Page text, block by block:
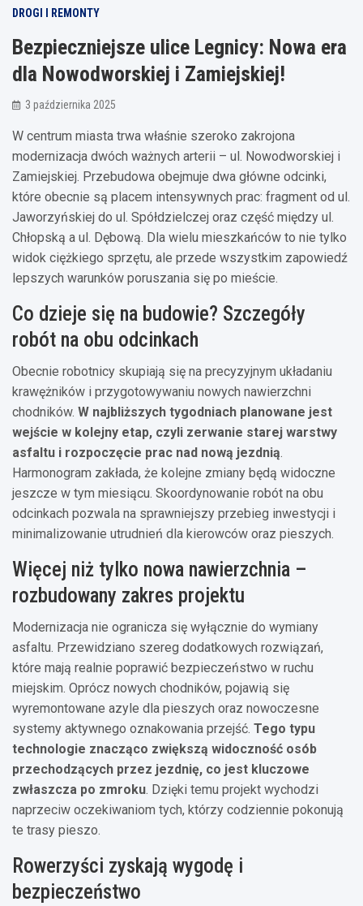
DROGI I REMONTY
Bezpieczniejsze ulice Legnicy: Nowa era
dla Nowodworskiej i Zamiejskiej!
3 października 2025
W centrum miasta trwa właśnie szeroko zakrojona
modernizacja dwóch ważnych arterii – ul. Nowodworskiej i
Zamiejskiej. Przebudowa obejmuje dwa główne odcinki,
które obecnie są placem intensywnych prac: fragment od ul.
Jaworzyńskiej do ul. Spółdzielczej oraz część między ul.
Chłopską a ul. Dębową. Dla wielu mieszkańców to nie tylko
widok ciężkiego sprzętu, ale przede wszystkim zapowiedź
lepszych warunków poruszania się po mieście.
Co dzieje się na budowie? Szczegóły
robót na obu odcinkach
Obecnie robotnicy skupiają się na precyzyjnym układaniu
krawężników i przygotowywaniu nowych nawierzchni
chodników. W najbliższych tygodniach planowane jest
wejście w kolejny etap, czyli zerwanie starej warstwy
asfaltu i rozpoczęcie prac nad nową jezdnią.
Harmonogram zakłada, że kolejne zmiany będą widoczne
jeszcze w tym miesiącu. Skoordynowanie robót na obu
odcinkach pozwala na sprawniejszy przebieg inwestycji i
minimalizowanie utrudnień dla kierowców oraz pieszych.
Więcej niż tylko nowa nawierzchnia –
rozbudowany zakres projektu
Modernizacja nie ogranicza się wyłącznie do wymiany
asfaltu. Przewidziano szereg dodatkowych rozwiązań,
które mają realnie poprawić bezpieczeństwo w ruchu
miejskim. Oprócz nowych chodników, pojawią się
wyremontowane azyle dla pieszych oraz nowoczesne
systemy aktywnego oznakowania przejść. Tego typu
technologie znacząco zwiększą widoczność osób
przechodzących przez jezdnię, co jest kluczowe
zwłaszcza po zmroku. Dzięki temu projekt wychodzi
naprzeciw oczekiwaniom tych, którzy codziennie pokonują
te trasy pieszo.
Rowerzyści zyskają wygodę i
bezpieczeństwo